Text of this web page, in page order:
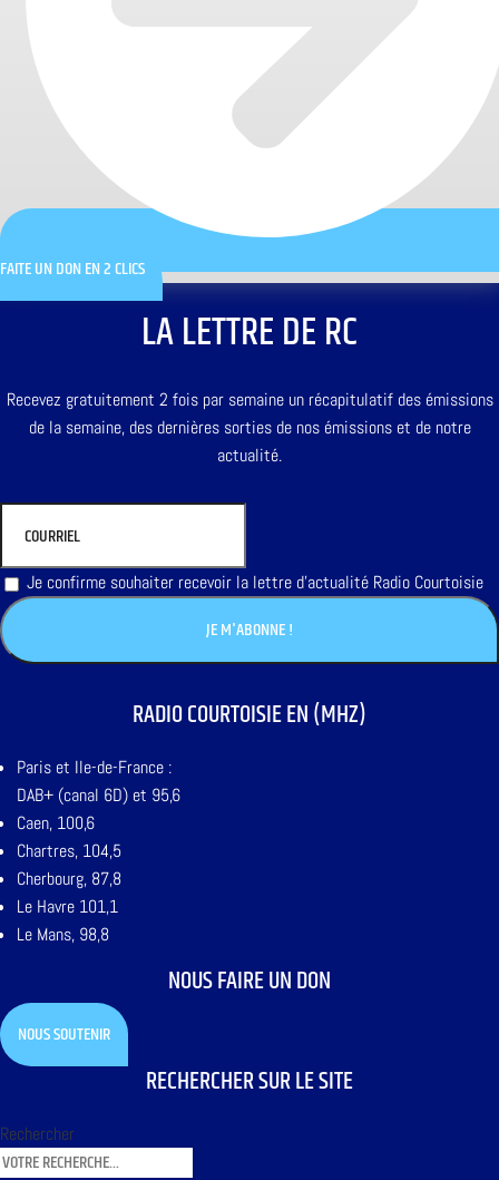
FAITE UN DON EN 2 CLICS
LA LETTRE DE RC
Recevez gratuitement 2 fois par semaine un récapitulatif des émissions
de la semaine, des dernières sorties de nos émissions et de notre
actualité.
Je confirme souhaiter recevoir la lettre d'actualité Radio Courtoisie
RADIO COURTOISIE EN (MHZ)
Paris et Ile-de-France :
DAB+ (canal 6D) et 95,6
Caen, 100,6
Chartres, 104,5
Cherbourg, 87,8
Le Havre 101,1
Le Mans, 98,8
NOUS FAIRE UN DON
NOUS SOUTENIR
RECHERCHER SUR LE SITE
Rechercher